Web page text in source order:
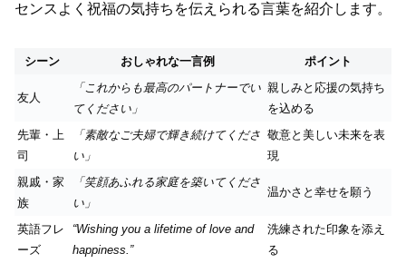
センスよく祝福の気持ちを伝えられる言葉を紹介します。
シーン おしゃれな一言例 ポイント
友人
「これからも最高のパートナーでい
てください」
親しみと応援の気持ち
を込める
先輩・上
司
「素敵なご夫婦で輝き続けてくださ
い」
敬意と美しい未来を表
現
親戚・家
族
「笑顔あふれる家庭を築いてくださ
い」
温かさと幸せを願う
英語フレ
ーズ
“Wishing you a lifetime of love and
happiness.”
洗練された印象を添え
る